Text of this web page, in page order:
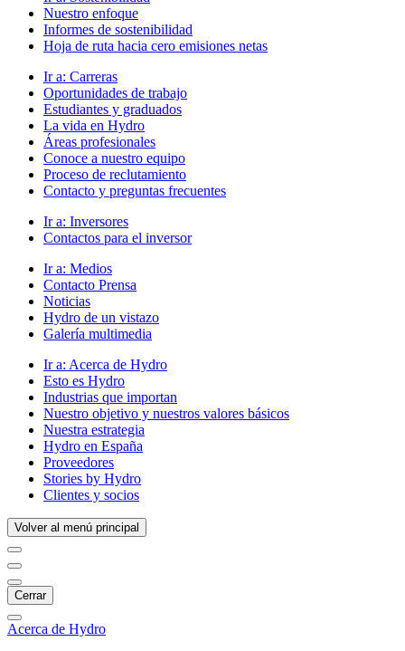
Nuestro enfoque
Informes de sostenibilidad
Hoja de ruta hacia cero emisiones netas
Ir a: Carreras
Oportunidades de trabajo
Estudiantes y graduados
La vida en Hydro
Áreas profesionales
Conoce a nuestro equipo
Proceso de reclutamiento
Contacto y preguntas frecuentes
Ir a: Inversores
Contactos para el inversor
Ir a: Medios
Contacto Prensa
Noticias
Hydro de un vistazo
Galería multimedia
Ir a: Acerca de Hydro
Esto es Hydro
Industrias que importan
Nuestro objetivo y nuestros valores básicos
Nuestra estrategia
Hydro en España
Proveedores
Stories by Hydro
Clientes y socios
Volver al menú principal
Cerrar
Acerca de Hydro